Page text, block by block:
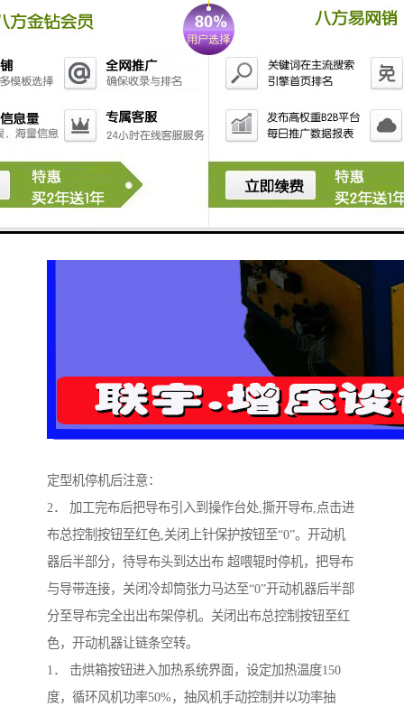
定型机停机后注意：
2． 加工完布后把导布引入到操作台处,撕开导布,点击进
布总控制按钮至红色,关闭上针保护按钮至“0”。开动机
器后半部分，待导布头到达出布 超喂辊时停机，把导布
与导带连接，关闭冷却筒张力马达至“0”开动机器后半部
分至导布完全出出布架停机。关闭出布总控制按钮至红
色，开动机器让链条空转。
1． 击烘箱按钮进入加热系统界面，设定加热温度150
度，循环风机功率50%，抽风机手动控制并以功率抽